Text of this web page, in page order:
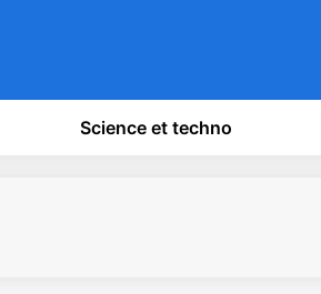
Science et techno